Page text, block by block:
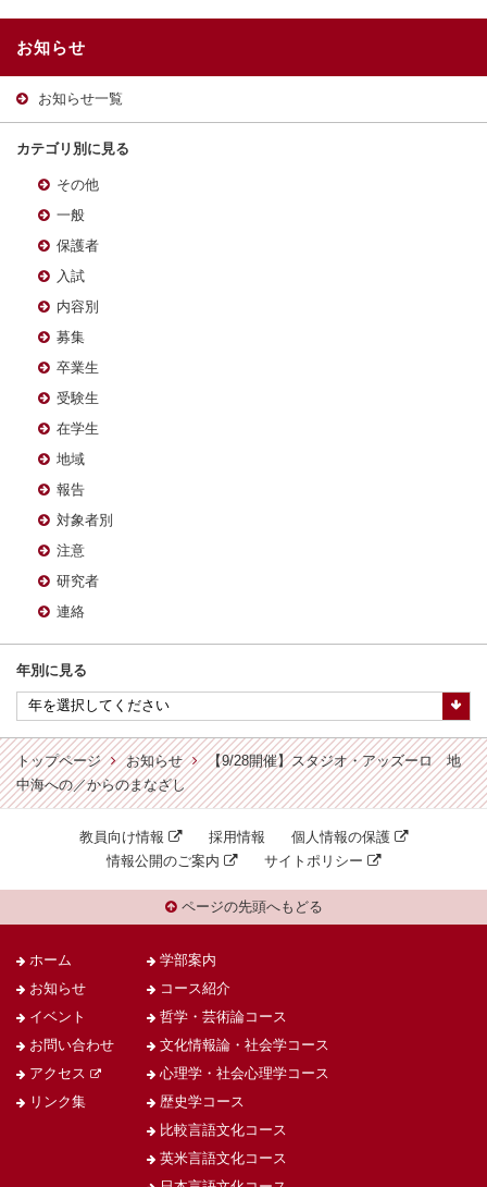
お知らせ
お知らせ一覧
カテゴリ別に見る
その他
一般
保護者
入試
内容別
募集
卒業生
受験生
在学生
地域
報告
対象者別
注意
研究者
連絡
年別に見る
トップページ お知らせ
【9/28開催】スタジオ・アッズーロ 地
中海への／からのまなざし
教員向け情報 採用情報
個人情報の保護
情報公開のご案内
サイトポリシー
ページの先頭へもどる
ホーム
お知らせ
イベント
お問い合わせ
アクセス
リンク集
学部案内
コース紹介
哲学・芸術論コース
文化情報論・社会学コース
心理学・社会心理学コース
歴史学コース
比較言語文化コース
英米言語文化コース